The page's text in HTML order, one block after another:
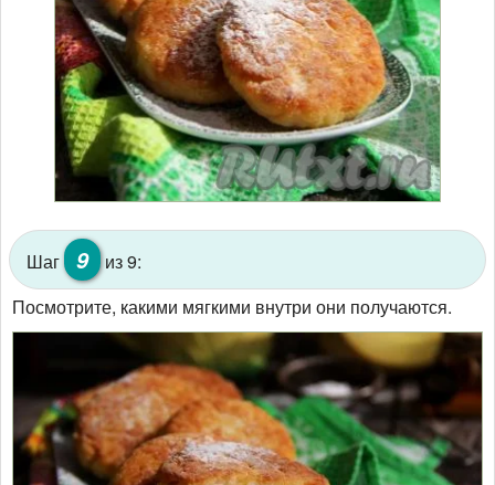
Шаг 9
из 9:
Посмотрите, какими мягкими внутри они получаются.